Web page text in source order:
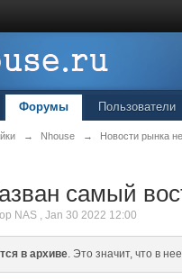
Форумы Пользователи
→ Nhouse → Новости рынка
самый
NAS ,Jan 30 2022 12:00
в архиве. Это значит, что в